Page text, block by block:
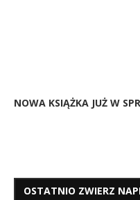
NOWA KSIĄŻKA JUŻ W
OSTATNIO ZWIERZ